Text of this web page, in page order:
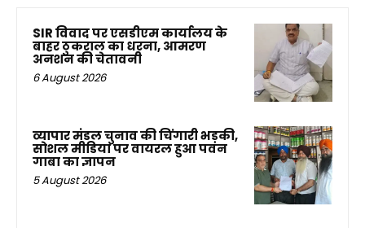
SIR विवाद पर एसडीएम कार्यालय के
बाहर ठुकराल का धरना, आमरण
अनशन की चेतावनी
6 August 2026
व्यापार मंडल चुनाव की चिंगारी भड़की,
सोशल मीडिया पर वायरल हुआ पवन
गाबा का ज्ञापन
5 August 2026